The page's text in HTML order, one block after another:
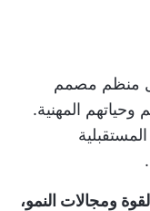
منظم مصمم
المهنية.
ومجالات النمو،